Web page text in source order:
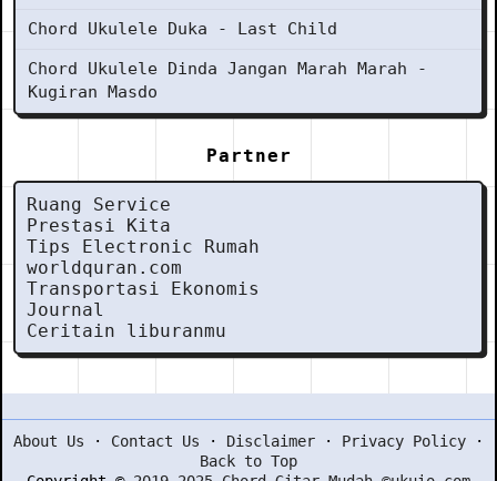
Chord Ukulele Duka - Last Child
Chord Ukulele Dinda Jangan Marah Marah -
Kugiran Masdo
Partner
Ruang Service
Prestasi Kita
Tips Electronic Rumah
worldquran.com
Transportasi Ekonomis
Journal
Ceritain liburanmu
About Us · Contact Us · Disclaimer · Privacy Policy ·
Back to Top